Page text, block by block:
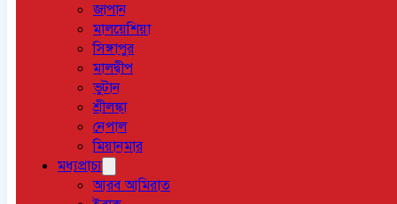
জাপান
মালয়েশিয়া
সিঙ্গাপুর
মালদ্বীপ
ভুটান
শ্রীলঙ্কা
নেপাল
মিয়ানমার
মধ্যপ্রাচ্য
আরব আমিরাত